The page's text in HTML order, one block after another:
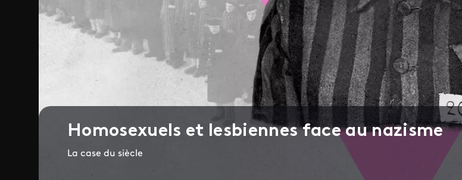
Homosexuels et lesbiennes face au nazisme
La case du siècle